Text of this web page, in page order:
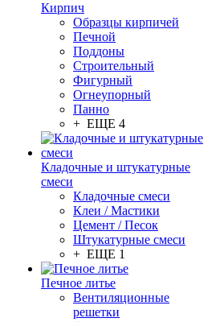
Кирпич
Образцы кирпичей
Печной
Поддоны
Строительный
Фигурный
Огнеупорный
Панно
+ ЕЩЕ 4
Кладочные и штукатурные
смеси
Кладочные смеси
Клеи / Мастики
Цемент / Песок
Штукатурные смеси
+ ЕЩЕ 1
Печное литье
Вентиляционные
решетки